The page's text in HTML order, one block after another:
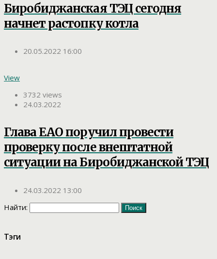
Биробиджанская ТЭЦ сегодня
начнет растопку котла
20.05.2022 16:00
View
3732 views
24.03.2022
Глава ЕАО поручил провести
проверку после внештатной
ситуации на Биробиджанской ТЭЦ
24.03.2022 13:00
Найти:
Тэги